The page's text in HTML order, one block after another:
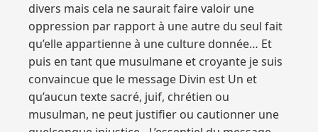
divers mais cela ne saurait faire valoir une
oppression par rapport à une autre du seul fait
qu’elle appartienne à une culture donnée… Et
puis en tant que musulmane et croyante je suis
convaincue que le message Divin est Un et
qu’aucun texte sacré, juif, chrétien ou
musulman, ne peut justifier ou cautionner une